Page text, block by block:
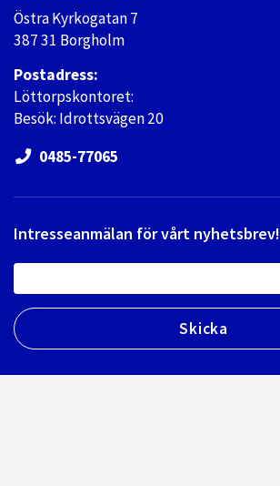
Östra Kyrkogatan 7
387 31 Borgholm
Postadress:
Löttorpskontoret:
Besök: Idrottsvägen 20
0485-77065
Intresseanmälan för vårt nyhetsbrev!